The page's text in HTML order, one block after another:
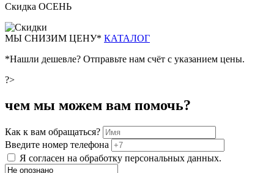
Скидка ОСЕНЬ
МЫ СНИЗИМ ЦЕНУ* КАТАЛОГ
*Нашли дешевле? Отправьте нам счёт с указанием цены.
?>
чем мы можем вам помочь?
Как к вам обращаться?
Введите номер телефона
Я согласен на обработку персональных данных.